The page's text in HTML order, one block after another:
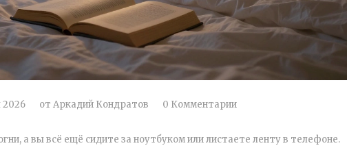
2026 от Аркадий Кондратов 0 Комментарии
а вы всё ещё сидите за ноутбуком или листаете ленту в телефоне.